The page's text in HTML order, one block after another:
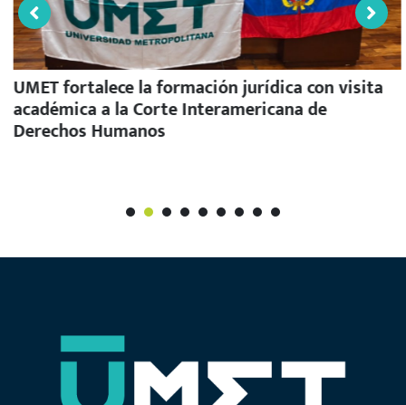
UMET fortalece la formación jurídica con visita
académica a la Corte Interamericana de
Derechos Humanos
1